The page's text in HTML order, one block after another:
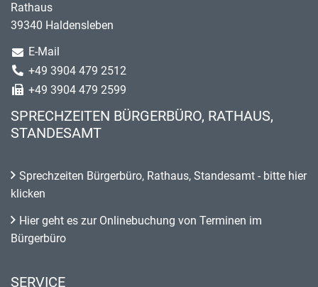
Rathaus
39340 Haldensleben
E-Mail
+49 3904 479 2512
+49 3904 479 2599
SPRECHZEITEN BÜRGERBÜRO, RATHAUS,
STANDESAMT
Sprechzeiten Bürgerbüro, Rathaus, Standesamt - bitte hier
klicken
Hier geht es zur Onlinebuchung von Terminen im
Bürgerbüro
SERVICE